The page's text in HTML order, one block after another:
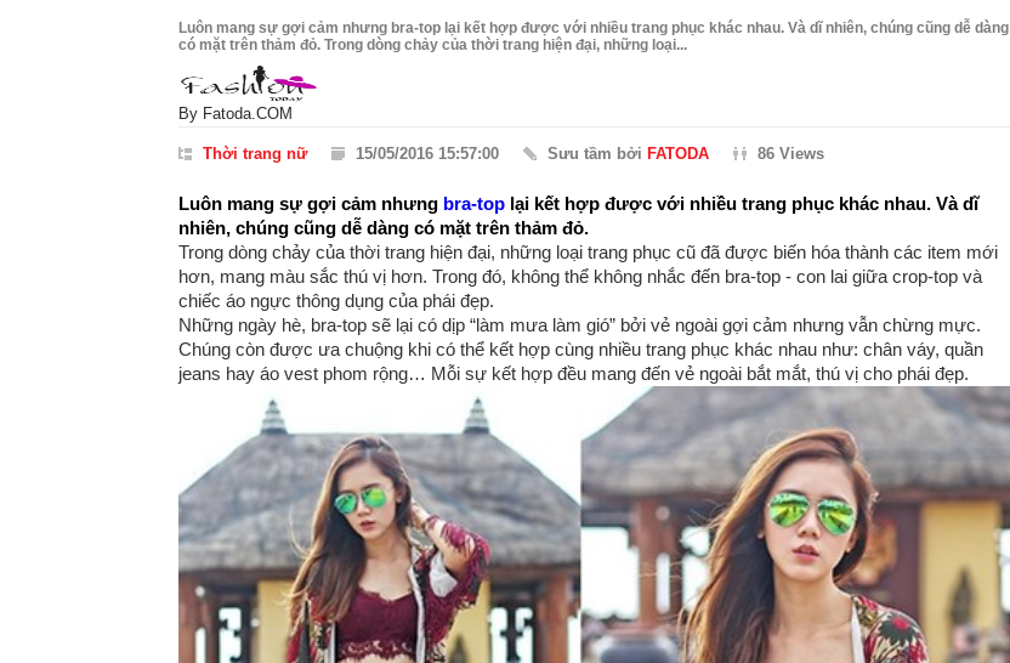
Luôn mang sự gợi cảm nhưng bra-top lại kết hợp được với nhiều trang phục khác nhau. Và dĩ nhiên, chúng cũng dễ dàng
có mặt trên thảm đỏ. Trong dòng chảy của thời trang hiện đại, những loại...
By Fatoda.COM
Thời trang nữ 15/05/2016 15:57:00 Sưu tầm bởi FATODA 86 Views
Luôn mang sự gợi cảm nhưng bra-top lại kết hợp được với nhiều trang phục khác nhau. Và dĩ
nhiên, chúng cũng dễ dàng có mặt trên thảm đỏ.
Trong dòng chảy của thời trang hiện đại, những loại trang phục cũ đã được biến hóa thành các item mới
hơn, mang màu sắc thú vị hơn. Trong đó, không thể không nhắc đến bra-top - con lai giữa crop-top và
chiếc áo ngực thông dụng của phái đẹp.
Những ngày hè, bra-top sẽ lại có dịp “làm mưa làm gió” bởi vẻ ngoài gợi cảm nhưng vẫn chừng mực.
Chúng còn được ưa chuộng khi có thể kết hợp cùng nhiều trang phục khác nhau như: chân váy, quần
jeans hay áo vest phom rộng… Mỗi sự kết hợp đều mang đến vẻ ngoài bắt mắt, thú vị cho phái đẹp.